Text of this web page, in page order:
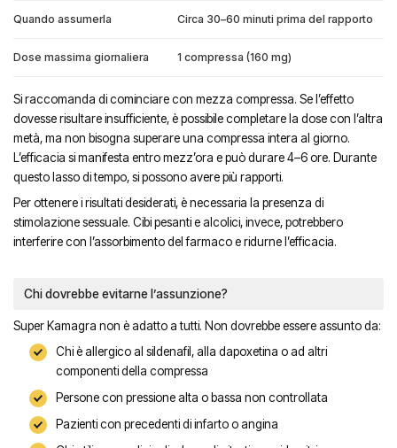
Quando assumerla Circa 30–60 minuti prima del rapporto
Dose massima giornaliera 1 compressa (160 mg)
Si raccomanda di cominciare con mezza compressa. Se l’effetto
dovesse risultare insufficiente, è possibile completare la dose con l’altra
metà, ma non bisogna superare una compressa intera al giorno.
L’efficacia si manifesta entro mezz’ora e può durare 4–6 ore. Durante
questo lasso di tempo, si possono avere più rapporti.
Per ottenere i risultati desiderati, è necessaria la presenza di
stimolazione sessuale. Cibi pesanti e alcolici, invece, potrebbero
interferire con l’assorbimento del farmaco e ridurne l’efficacia.
Chi dovrebbe evitarne l’assunzione?
Super Kamagra non è adatto a tutti. Non dovrebbe essere assunto da:
Chi è allergico al sildenafil, alla dapoxetina o ad altri
componenti della compressa
Persone con pressione alta o bassa non controllata
Pazienti con precedenti di infarto o angina